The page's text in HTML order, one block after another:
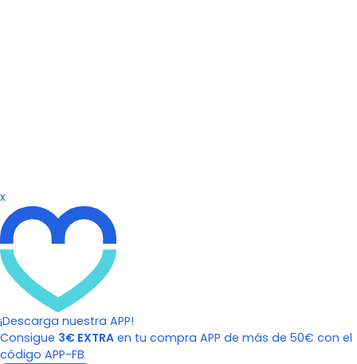
x
¡Descarga nuestra APP!
Consigue 3€ EXTRA en tu compra APP de más de 50€ con el
código APP-FB